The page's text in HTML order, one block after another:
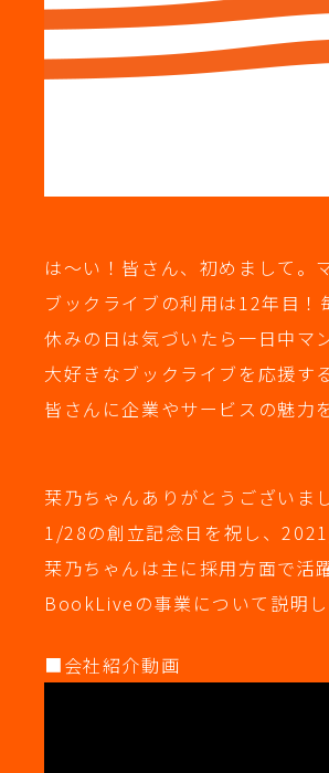
は～い！皆さん、初めまして。
ブックライブの利用は12年目！
休みの日は気づいたら一日中
大好きなブックライブを応援す
皆さんに企業やサービスの魅力
栞乃ちゃんありがとうございま
1/28の創立記念日を祝し、
栞乃ちゃんは主に採用方面で活
BookLiveの事業について説明
■会社紹介動画